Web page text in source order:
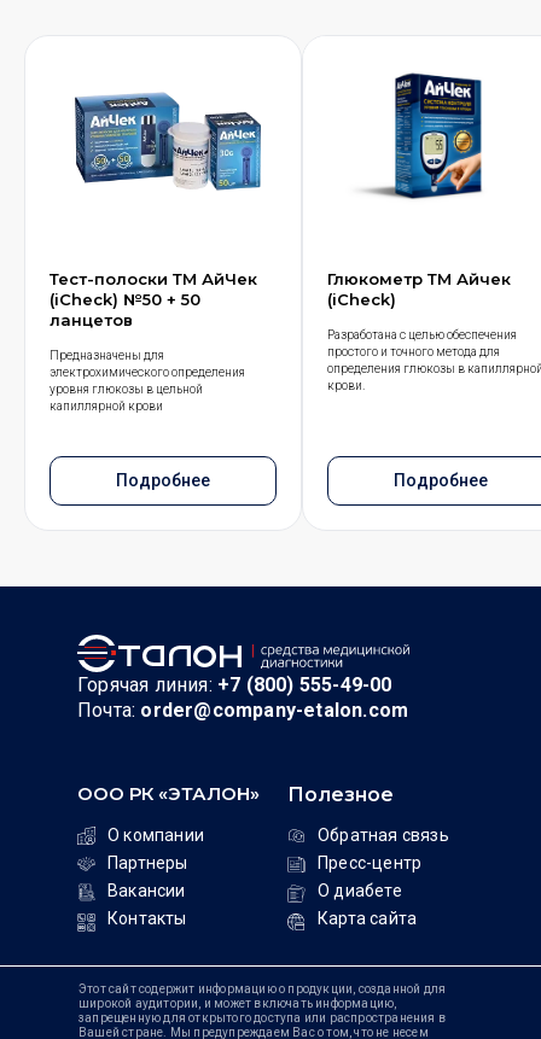
Тест-полоски ТМ АйЧек
(iCheck) №50 + 50
ланцетов
Предназначены для
электрохимического определения
уровня глюкозы в цельной
капиллярной крови
Подробнее
Глюкометр ТМ Айчек
(iCheck)
Разработана с целью обеспечения
простого и точного метода для
определения глюкозы в
крови.
Подробнее
ООО РК «ЭТАЛОН»
О компании
Партнеры
Вакансии
Контакты
Полезное
Обратная связь
Пресс-центр
О диабете
Карта сайта
Горячая линия: +7 (800) 555-49-00
Почта: order@company-etalon.com
Этот сайт содержит информацию о продукции, созданной для
широкой аудитории, и может включать информацию,
запрещенную для открытого доступа или распространения в
Вашей стране. Мы предупреждаем Вас о том, что не несем